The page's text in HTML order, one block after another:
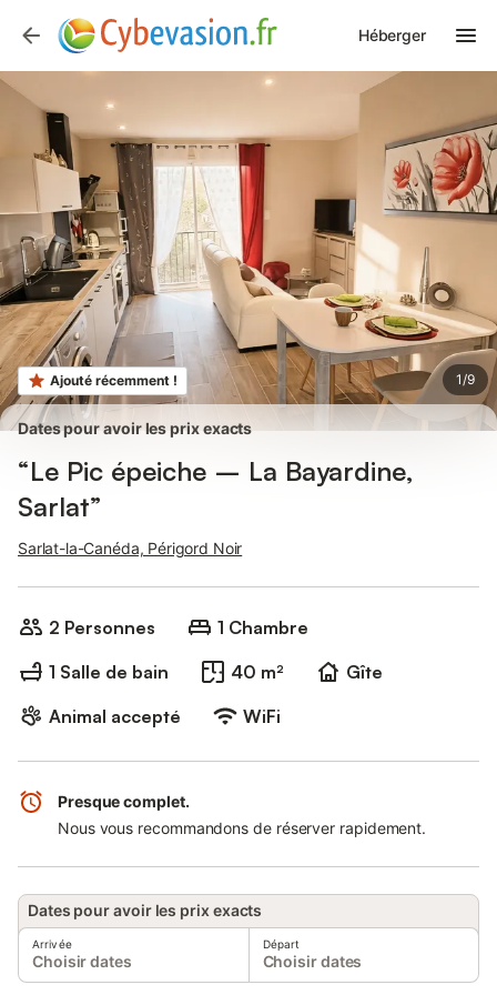
Héberger
1/9
Ajouté récemment !
Photos Équipements
Dates pour avoir les prix exacts
“Le Pic épeiche – La Bayardine,
Sarlat”
Sarlat-la-Canéda, Périgord Noir
2 Personnes
1 Chambre
1 Salle de bain
40 m²
Gîte
Animal accepté
WiFi
Presque complet.
Nous vous recommandons de réserver rapidement.
Dates pour avoir les prix exacts
Arrivée
Choisir dates
Départ
Choisir dates